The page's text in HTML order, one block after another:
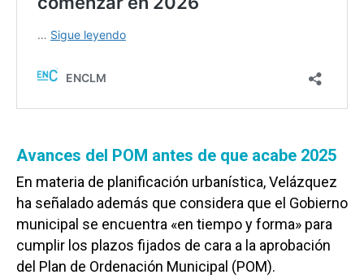
Avances del POM antes de que acabe 2025
En materia de planificación urbanística, Velázquez
ha señalado además que considera que el Gobierno
municipal se encuentra «en tiempo y forma» para
cumplir los plazos fijados de cara a la aprobación
del Plan de Ordenación Municipal (POM).